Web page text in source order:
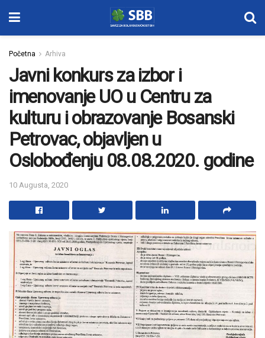
Početna Arhiva
Javni konkurs za izbor i
imenovanje UO u Centru za
kulturu i obrazovanje Bosanski
Petrovac, objavljen u
Oslobođenju 08.08.2020. godine
10 Augusta, 2020